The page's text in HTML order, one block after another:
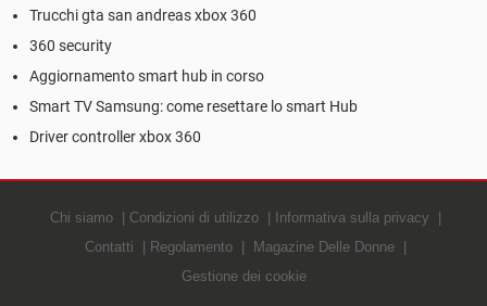
Trucchi gta san andreas xbox 360
360 security
Aggiornamento smart hub in corso
Smart TV Samsung: come resettare lo smart Hub
Driver controller xbox 360
Chi siamo Condizioni di utilizzo
Informativa sulla privacy
Contatti
Regolamento
Magazine Delle Donne
Gestione dei cookie